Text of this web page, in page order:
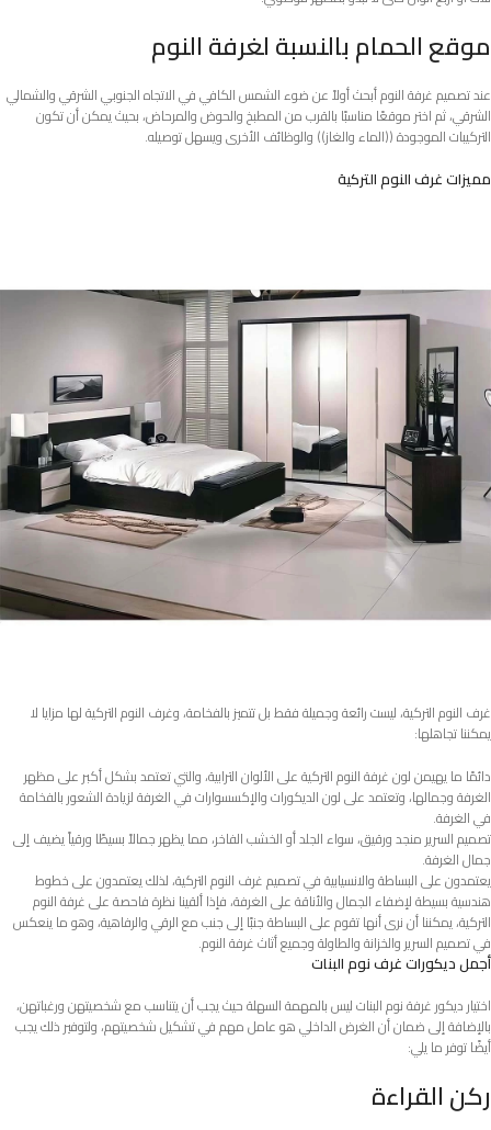
موقع الحمام بالنسبة لغرفة النوم
عند تصميم غرفة النوم أبحث أولاً عن ضوء الشمس الكافي في الاتجاه الجنوبي الشرقي والشمالي
الشرقي، ثم اختر موقعًا مناسبًا بالقرب من المطبخ والحوض والمرحاض، بحيث يمكن أن تكون
التركيبات الموجودة ((الماء والغاز)) والوظائف الأخرى ويسهل توصيله.
مميزات غرف النوم التركية
غرف النوم التركية، ليست رائعة وجميلة فقط بل تتميز بالفخامة، وغرف النوم التركية لها مزايا لا
يمكننا تجاهلها:
دائمًا ما يهيمن لون غرفة النوم التركية على الألوان الترابية، والتي تعتمد بشكل أكبر على مظهر
الغرفة وجمالها، وتعتمد على لون الديكورات والإكسسوارات في الغرفة لزيادة الشعور بالفخامة
في الغرفة.
تصميم السرير منجد ورقيق، سواء الجلد أو الخشب الفاخر، مما يظهر جمالاً بسيطًا ورقياً يضيف إلى
جمال الغرفة.
يعتمدون على البساطة والانسيابية في تصميم غرف النوم التركية، لذلك يعتمدون على خطوط
هندسية بسيطة لإضفاء الجمال والأناقة على الغرفة، فإذا ألقينا نظرة فاحصة على غرفة النوم
التركية، يمكننا أن نرى أنها تقوم على البساطة جنبًا إلى جنب مع الرقي والرفاهية، وهو ما ينعكس
في تصميم السرير والخزانة والطاولة وجميع أثاث غرفة النوم.
أجمل ديكورات غرف نوم البنات
اختيار ديكور غرفة نوم البنات ليس بالمهمة السهلة حيث يجب أن يتناسب مع شخصيتهن ورغباتهن،
بالإضافة إلى ضمان أن الغرض الداخلي هو عامل مهم في تشكيل شخصيتهم، ولتوفير ذلك يجب
أيضًا توفر ما يلي:
ركن القراءة